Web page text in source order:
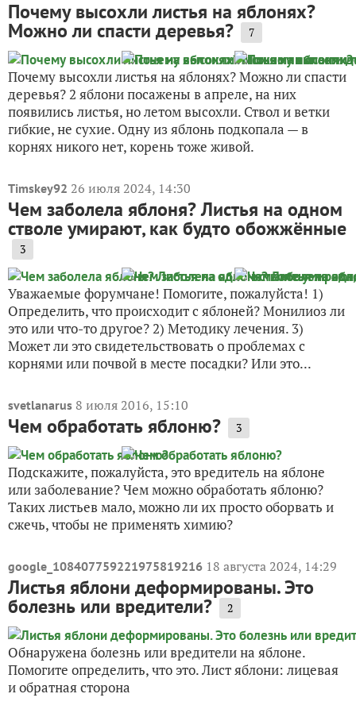
Почему высохли листья на яблонях?
Можно ли спасти деревья? 7
Почему высохли листья на яблонях? Можно ли спасти
деревья? 2 яблони посажены в апреле, на них
появились листья, но летом высохли. Ствол и ветки
гибкие, не сухие. Одну из яблонь подкопала — в
корнях никого нет, корень тоже живой.
Timskey92 26 июля 2024, 14:30
Чем заболела яблоня? Листья на одном
стволе умирают, как будто обожжённые
3
Уважаемые форумчане! Помогите, пожалуйста! 1)
Определить, что происходит с яблоней? Монилиоз ли
это или что-то другое? 2) Методику лечения. 3)
Может ли это свидетельствовать о проблемах с
корнями или почвой в месте посадки? Или это...
svetlanarus 8 июля 2016, 15:10
Чем обработать яблоню? 3
Подскажите, пожалуйста, это вредитель на яблоне
или заболевание? Чем можно обработать яблоню?
Таких листьев мало, можно ли их просто оборвать и
сжечь, чтобы не применять химию?
google_108407759221975819216 18 августа 2024, 14:29
Листья яблони деформированы. Это
болезнь или вредители? 2
Обнаружена болезнь или вредители на яблоне.
Помогите определить, что это. Лист яблони: лицевая
и обратная сторона